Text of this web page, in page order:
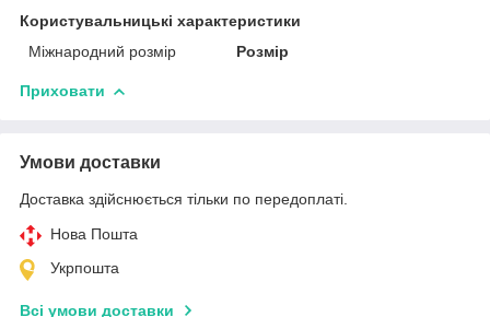
Користувальницькі характеристики
Міжнародний розмір
Розмір
Приховати
Умови доставки
Доставка здійснюється тільки по передоплаті.
Нова Пошта
Укрпошта
Всі умови доставки